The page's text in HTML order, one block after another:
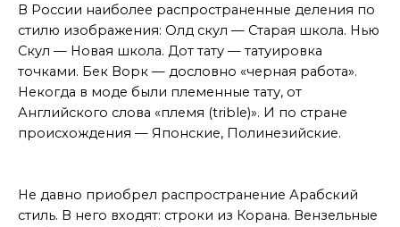
В России наиболее распространенные деления по
стилю изображения: Олд скул — Старая школа. Нью
Скул — Новая школа. Дот тату — татуировка
точками. Бек Ворк — дословно «черная работа».
Некогда в моде были племенные тату, от
Английского слова «племя (trible)». И по стране
происхождения — Японские, Полинезийские.
Не давно приобрел распространение Арабский
стиль. В него входят: строки из Корана. Вензельные